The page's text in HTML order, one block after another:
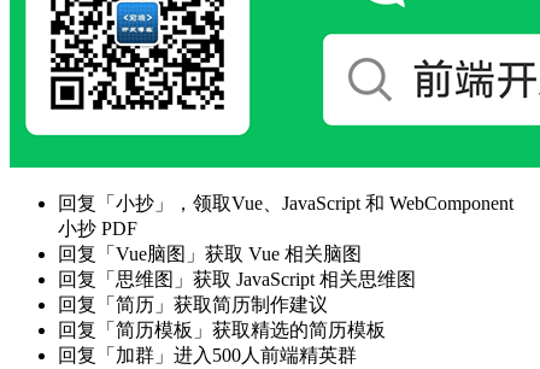
回复「小抄」，领取Vue、JavaScript 和 WebComponent
小抄 PDF
回复「Vue脑图」获取 Vue 相关脑图
回复「思维图」获取 JavaScript 相关思维图
回复「简历」获取简历制作建议
回复「简历模板」获取精选的简历模板
回复「加群」进入500人前端精英群